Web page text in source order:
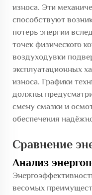
износа. Эти
способствуют
потерь энергии
точек физического
воздуходувки
эксплуатационных
износа. Графики
должны
смену смазки и
обеспечения
Сравнение
Анализ
весомых